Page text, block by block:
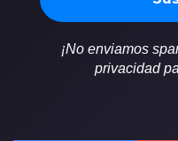
¡No enviamos
privacidad